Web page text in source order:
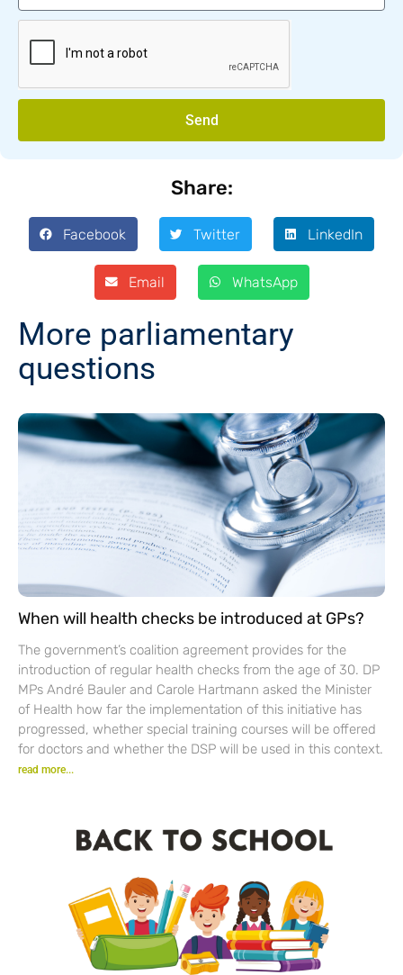
Send
Share:
Facebook Twitter LinkedIn
Email WhatsApp
More parliamentary
questions
When will health checks be introduced at GPs?
The government’s coalition agreement provides for the
introduction of regular health checks from the age of 30. DP
MPs André Bauler and Carole Hartmann asked the Minister
of Health how far the implementation of this initiative has
progressed, whether special training courses will be offered
for doctors and whether the DSP will be used in this context.
read more...